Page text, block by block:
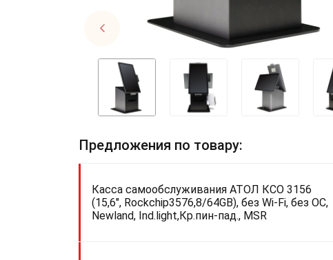
Предложения по товару:
Касса самообслуживания АТОЛ КСО 3156
(15,6", Rockchip3576,8/64GB), без Wi-Fi, без ОС,
Newland, Ind.light,Кр.пин-пад., MSR